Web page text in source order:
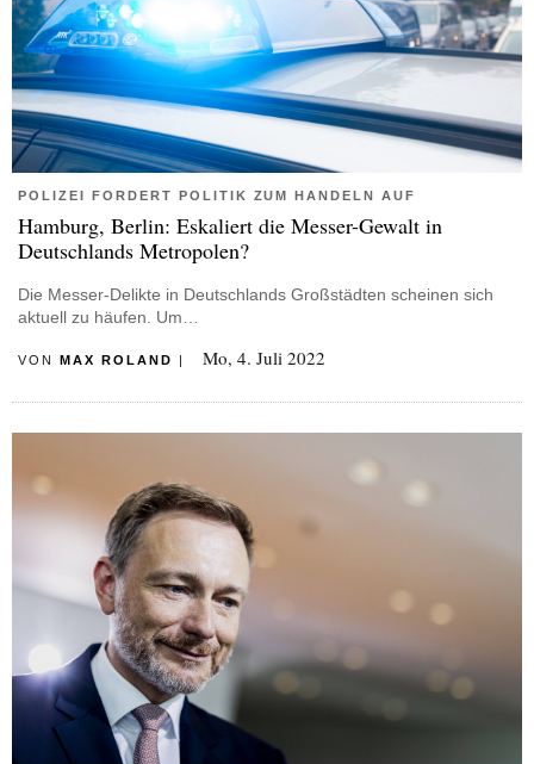
POLIZEI FORDERT POLITIK ZUM HANDELN AUF
Hamburg, Berlin: Eskaliert die Messer-Gewalt in
Deutschlands Metropolen?
Die Messer-Delikte in Deutschlands Großstädten scheinen sich
aktuell zu häufen. Um…
VON MAX ROLAND | Mo, 4. Juli 2022